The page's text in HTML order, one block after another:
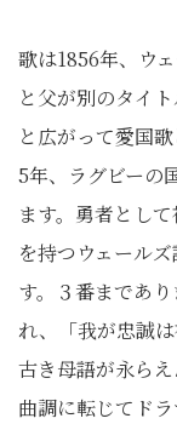
歌は1856年、ウ
と父が別のタイ
と広がって愛国
5年、ラグビーの
ます。勇者とし
を持つウェール
す。３番まであ
れ、「我が忠誠
古き母語が永ら
曲調に転じてドラ